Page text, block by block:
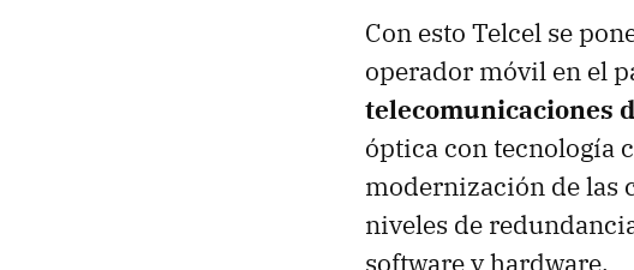
Con esto Telcel se
operador móvil en el
telecomunicaciones
óptica con tecnología
modernización de las
niveles de
software y hardware.